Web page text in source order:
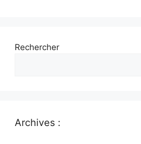
Rechercher
Archives :